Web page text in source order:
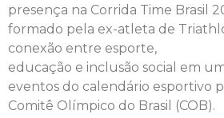
presença na Corrida Time Brasil
formado pela ex-atleta de
conexão entre esporte,
educação e inclusão social em
eventos do calendário esportivo
Comitê Olímpico do Brasil (COB).